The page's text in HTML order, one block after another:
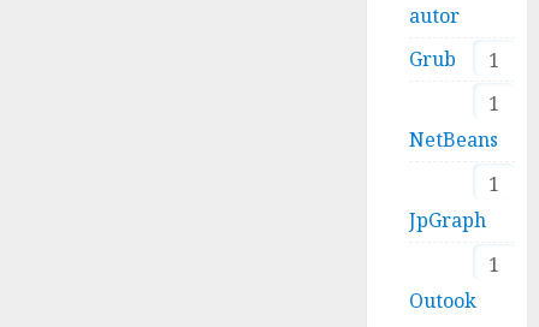
autor
1
Grub
1
NetBeans
1
JpGraph
1
Outook